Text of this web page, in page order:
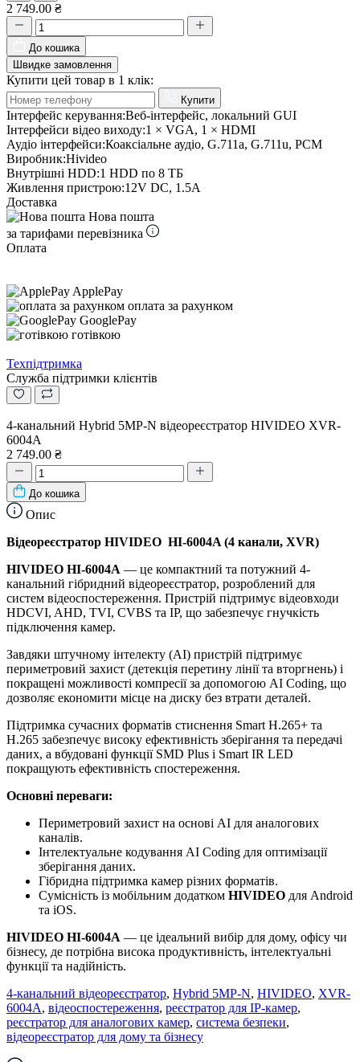
2 749.00 ₴
До кошика
Швидке замовлення
Купити цей товар в 1 клік:
Купити
Інтерфейс керування:Веб-інтерфейс, локальний GUI
Інтерфейси відео виходу:1 × VGA, 1 × HDMI
Аудіо інтерфейси:Коаксіальне аудіо, G.711a, G.711u, PCM
Виробник:Hivideo
Внутрішні HDD:1 HDD по 8 ТБ
Живлення пристрою:12V DC, 1.5A
Доставка
Нова пошта
за тарифами перевізника
Оплата
ApplePay
оплата за рахунком
GooglePay
готівкою
Техпідтримка
Служба підтримки клієнтів
4-канальний Hybrid 5MP-N відеореєстратор HIVIDEO XVR-
6004A
2 749.00 ₴
До кошика
Опис
Відеореєстратор HIVIDEO HI-6004A (4 канали, XVR)
HIVIDEO HI-6004A — це компактний та потужний 4-
канальний гібридний відеореєстратор, розроблений для
систем відеоспостереження. Пристрій підтримує відеовходи
HDCVI, AHD, TVI, CVBS та IP, що забезпечує гнучкість
підключення камер.
Завдяки штучному інтелекту (AI) пристрій підтримує
периметровий захист (детекція перетину лінії та вторгнень) і
покращені можливості компресії за допомогою AI Coding, що
дозволяє економити місце на диску без втрати деталей.
Підтримка сучасних форматів стиснення Smart H.265+ та
H.265 забезпечує високу ефективність зберігання та передачі
даних, а вбудовані функції SMD Plus і Smart IR LED
покращують ефективність спостереження.
Основні переваги:
Периметровий захист на основі AI для аналогових
каналів.
Інтелектуальне кодування AI Coding для оптимізації
зберігання даних.
Гібридна підтримка камер різних форматів.
Сумісність із мобільним додатком HIVIDEO для Android
та iOS.
HIVIDEO HI-6004A — це ідеальний вибір для дому, офісу чи
бізнесу, де потрібна висока продуктивність, інтелектуальні
функції та надійність.
4-канальний відеореєстратор, Hybrid 5MP-N, HIVIDEO, XVR-
6004A, відеоспостереження, реєстратор для IP-камер,
реєстратор для аналогових камер, система безпеки,
відеореєстратор для дому та бізнесу